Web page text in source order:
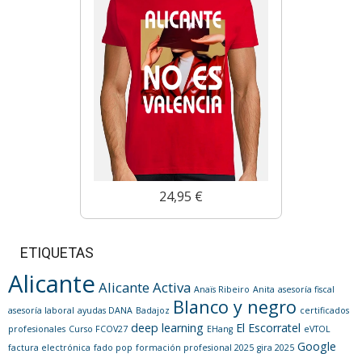
24,95 €
ETIQUETAS
Alicante Alicante Activa Anaïs Ribeiro Anita asesoría fiscal
asesoría laboral ayudas DANA Badajoz Blanco y negro certificados
profesionales Curso FCOV27 deep learning EHang El Escorratel eVTOL
factura electrónica fado pop formación profesional 2025 gira 2025 Google